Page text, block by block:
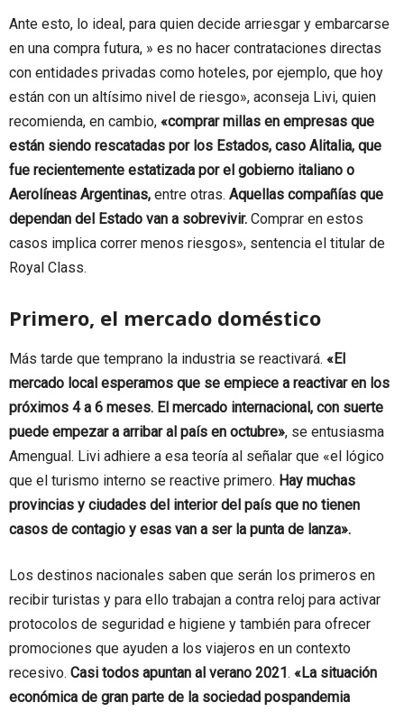
Ante esto, lo ideal, para quien decide arriesgar y embarcarse
en una compra futura, » es no hacer contrataciones directas
con entidades privadas como hoteles, por ejemplo, que hoy
están con un altísimo nivel de riesgo», aconseja Livi, quien
recomienda, en cambio, «comprar millas en empresas que
están siendo rescatadas por los Estados, caso Alitalia, que
fue recientemente estatizada por el gobierno italiano o
Aerolíneas Argentinas, entre otras. Aquellas compañías que
dependan del Estado van a sobrevivir. Comprar en estos
casos implica correr menos riesgos», sentencia el titular de
Royal Class.
Primero, el mercado doméstico
Más tarde que temprano la industria se reactivará. «El
mercado local esperamos que se empiece a reactivar en los
próximos 4 a 6 meses. El mercado internacional, con suerte
puede empezar a arribar al país en octubre», se entusiasma
Amengual. Livi adhiere a esa teoría al señalar que «el lógico
que el turismo interno se reactive primero. Hay muchas
provincias y ciudades del interior del país que no tienen
casos de contagio y esas van a ser la punta de lanza».
Los destinos nacionales saben que serán los primeros en
recibir turistas y para ello trabajan a contra reloj para activar
protocolos de seguridad e higiene y también para ofrecer
promociones que ayuden a los viajeros en un contexto
recesivo. Casi todos apuntan al verano 2021 . «La situación
económica de gran parte de la sociedad pospandemia